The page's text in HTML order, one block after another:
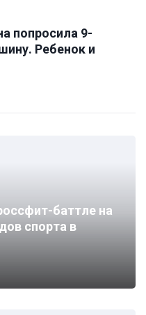
попросила 9-
Ребенок и
баттле на
спорта в